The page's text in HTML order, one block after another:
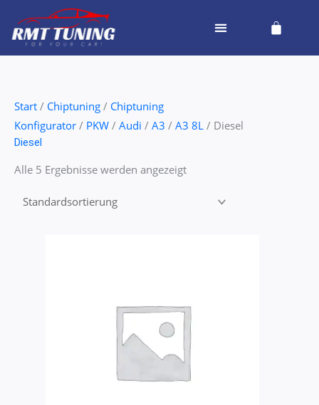
Inhalt
springen
Cart
Start / Chiptuning / Chiptuning
Konfigurator / PKW / Audi / A3 / A3 8L / Diesel
Diesel
Alle 5 Ergebnisse werden angezeigt